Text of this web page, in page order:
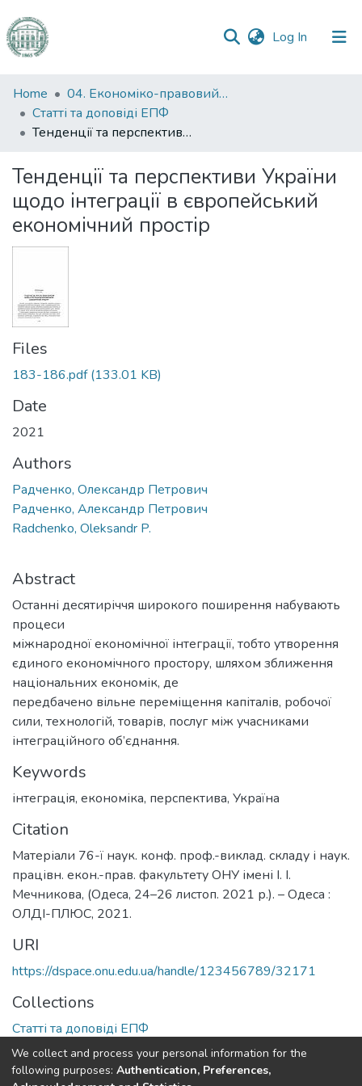
Log In (current)
Communities
&
Collections
Statistics
Home
04. Економіко-правовий факультет
Статті та доповіді ЕПФ
Тенденції та перспективи України щодо інтеграції в європейський економічний простір
Тенденції та перспективи України
щодо інтеграції в європейський
економічний простір
Files
183-186.pdf(133.01 KB)
Date
2021
Authors
Радченко, Олександр Петрович
Радченко, Александр Петрович
Radchenko, Oleksandr P.
Abstract
Останні десятиріччя широкого поширення набувають
процеси
міжнародної економічної інтеграції, тобто утворення
єдиного економічного простору, шляхом зближення
національних економік, де
передбачено вільне переміщення капіталів, робочої
сили, технологій, товарів, послуг між учасниками
інтеграційного об’єднання.
Keywords
інтеграція, економіка, перспектива, Україна
Citation
Матеріали 76-ї наук. конф. проф.-виклад. складу і наук.
працівн. екон.-прав. факультету ОНУ імені І. І.
Мечникова, (Одеса, 24–26 листоп. 2021 р.). – Одеса :
ОЛДІ-ПЛЮС, 2021.
URI
https://dspace.onu.edu.ua/handle/123456789/32171
Collections
Статті та доповіді ЕПФ
Full item page
We collect and process your personal information for the
following purposes: Authentication, Preferences,